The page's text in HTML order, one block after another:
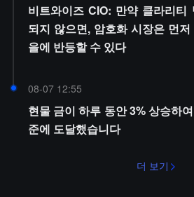
비트와이즈 CIO: 만약 클라리
되지 않으면, 암호화 시장은 먼
을에 반등할 수 있다
08-07 12:55
현물 금이 하루 동안 3% 상승하
준에 도달했습니다
더 보기